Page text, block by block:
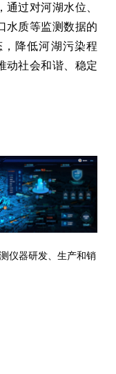
过对河湖水位、
水质等监测数据的
降低河湖污染程
动社会和谐、稳定
仪器研发、生产和销